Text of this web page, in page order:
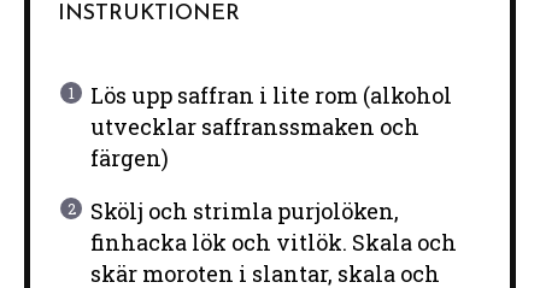
INSTRUKTIONER
Lös upp saffran i lite rom (alkohol
utvecklar saffranssmaken och
färgen)
Skölj och strimla purjolöken,
finhacka lök och vitlök. Skala och
skär moroten i slantar, skala och